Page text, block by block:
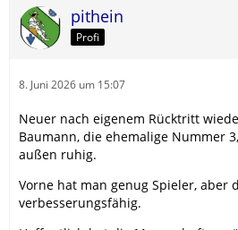
pithein
Profi
8. Juni 2026 um 15:07
Neuer nach eigenem Rücktritt
Baumann, die ehemalige Nummer
außen ruhig.
Vorne hat man genug Spieler, aber
verbesserungsfähig.